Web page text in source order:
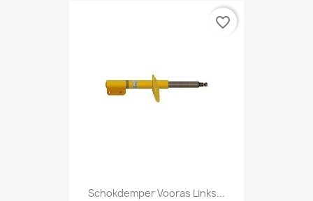
Schokdemper Vooras Links...
favorite_border